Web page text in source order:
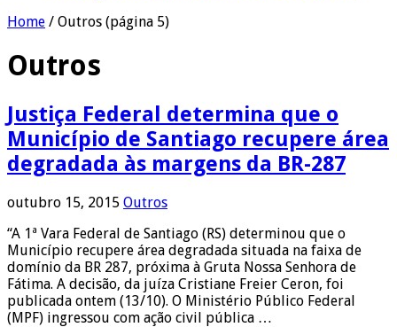
Home / Outros (página 5)
Outros
Justiça Federal determina que o
Município de Santiago recupere área
degradada às margens da BR-287
outubro 15, 2015 Outros
“A 1ª Vara Federal de Santiago (RS) determinou que o
Município recupere área degradada situada na faixa de
domínio da BR 287, próxima à Gruta Nossa Senhora de
Fátima. A decisão, da juíza Cristiane Freier Ceron, foi
publicada ontem (13/10). O Ministério Público Federal
(MPF) ingressou com ação civil pública …